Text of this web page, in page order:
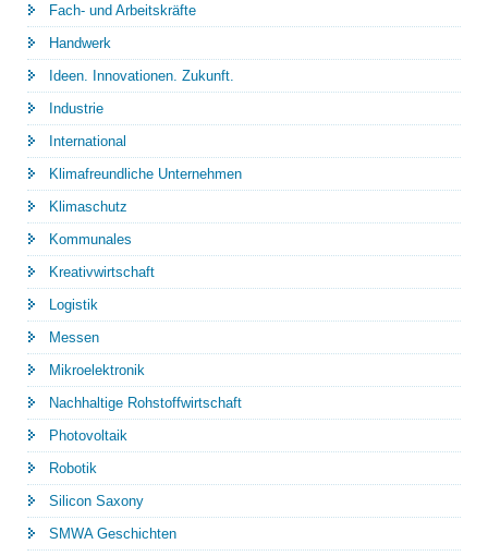
Fach- und Arbeitskräfte
Handwerk
Ideen. Innovationen. Zukunft.
Industrie
International
Klimafreundliche Unternehmen
Klimaschutz
Kommunales
Kreativwirtschaft
Logistik
Messen
Mikroelektronik
Nachhaltige Rohstoffwirtschaft
Photovoltaik
Robotik
Silicon Saxony
SMWA Geschichten